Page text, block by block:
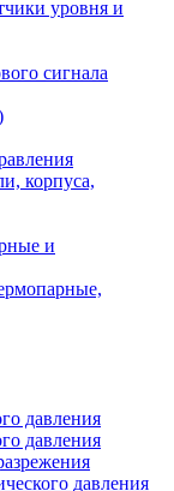
уровня и
сигнала
корпуса,
и
давления
давления
давления